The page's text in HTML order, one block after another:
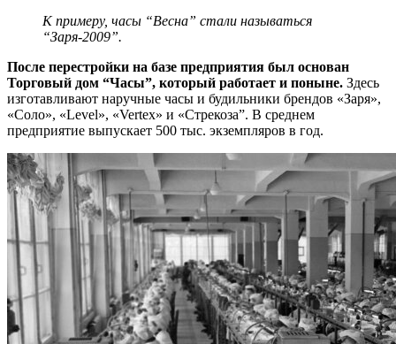
К примеру, часы “Весна” стали называться
“Заря-2009”.
После перестройки на базе предприятия был основан
Торговый дом “Часы”, который работает и поныне. Здесь
изготавливают наручные часы и будильники брендов «Заря»,
«Соло», «Level», «Vertex» и «Стрекоза”. В среднем
предприятие выпускает 500 тыс. экземпляров в год.